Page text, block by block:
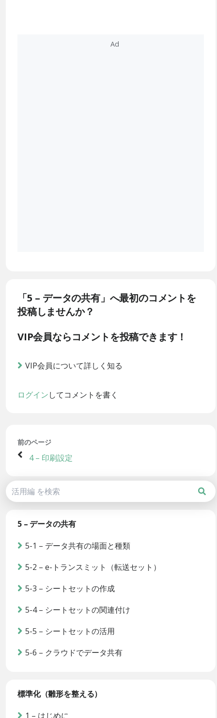
「5 – データの共有」へ最初のコメントを
投稿しませんか？
VIP会員ならコメントを投稿できます！
VIP会員について詳しく知る
ログインしてコメントを書く
前のページ
4 – 印刷設定
5 – データの共有
5-1 – データ共有の場面と種類
5-2 – e-トランスミット（転送セット）
5-3 – シートセットの作成
5-4 – シートセットの関連付け
5-5 – シートセットの活用
5-6 – クラウドでデータ共有
標準化（雛形を整える）
1 – はじめに